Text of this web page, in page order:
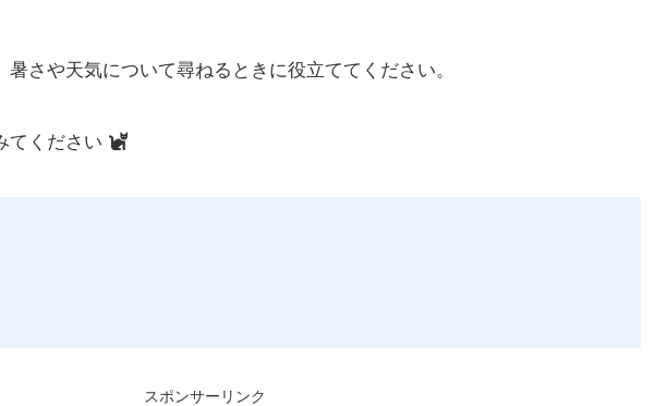
さや天気について尋ねるときに役立ててください。
てください
スポンサーリンク